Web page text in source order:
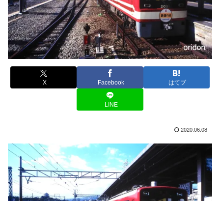
X Facebook はてブ
LINE
2020.06.08